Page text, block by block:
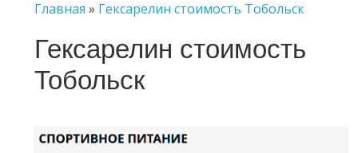
Главная » Гексарелин стоимость Тобольск
Гексарелин стоимость
Тобольск